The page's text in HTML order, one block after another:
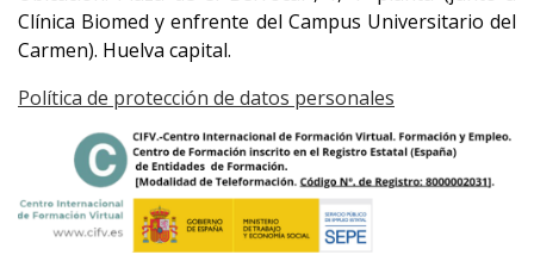
Clínica Biomed y enfrente del Campus Universitario del
Carmen). Huelva capital.
Política de protección de datos personales